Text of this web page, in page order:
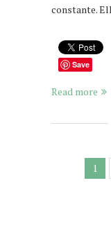
constante.
Save
Read more
1